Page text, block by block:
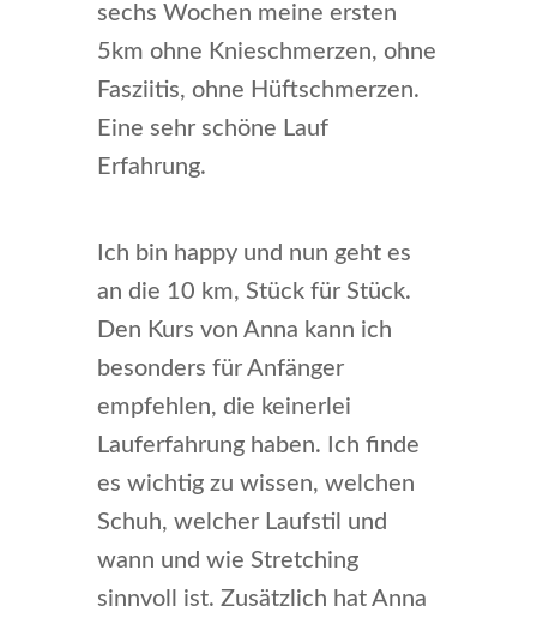
sechs Wochen meine ersten
5km ohne Knieschmerzen, ohne
Fasziitis, ohne Hüftschmerzen.
Eine sehr schöne Lauf
Erfahrung.
Ich bin happy und nun geht es
an die 10 km, Stück für Stück.
Den Kurs von Anna kann ich
besonders für Anfänger
empfehlen, die keinerlei
Lauferfahrung haben. Ich finde
es wichtig zu wissen, welchen
Schuh, welcher Laufstil und
wann und wie Stretching
sinnvoll ist. Zusätzlich hat Anna